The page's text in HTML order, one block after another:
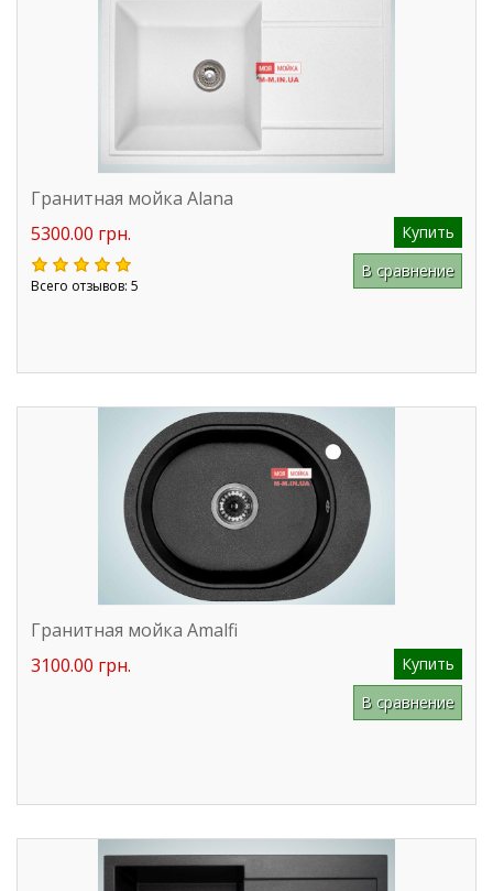
Гранитная мойка Alana
5300.00 грн.
Купить
Всего отзывов: 5
В сравнение
Гранитная мойка Amalfi
3100.00 грн.
Купить
В сравнение